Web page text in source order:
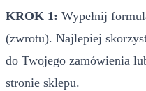
KROK 1: Wypełnij
(zwrotu). Najlepiej
do Twojego zamówienia
stronie sklepu.